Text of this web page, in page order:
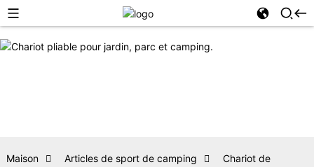
Maison Articles de sport de camping
Chariot de